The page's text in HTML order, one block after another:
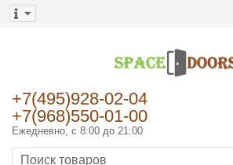
+7(495)928-02-04
+7(968)550-01-00
Ежедневно, с 8:00 до 21:00